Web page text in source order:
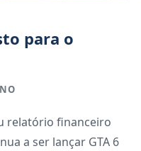
para o
relatório financeiro
a ser lançar GTA 6